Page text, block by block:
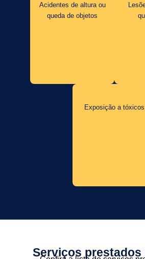
Acidentes de altura ou
queda de objetos
Exposição a tóxicos
Serviços prestados